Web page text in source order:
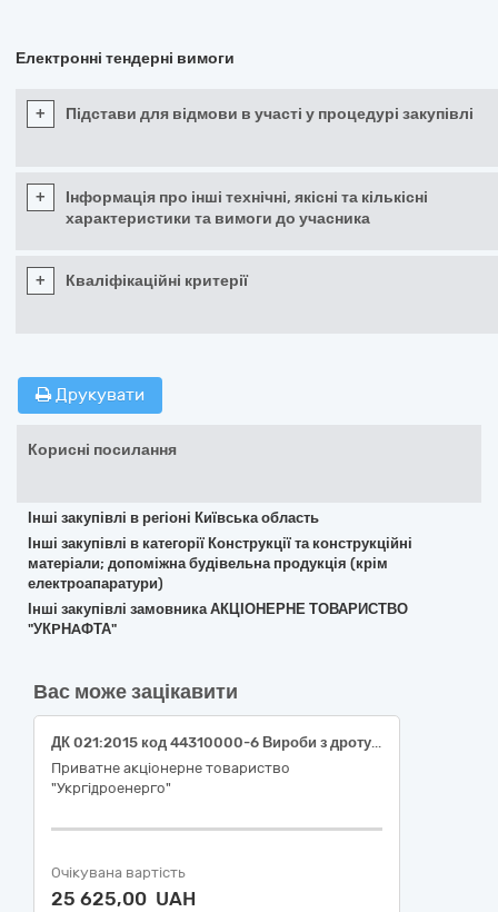
Електронні тендерні вимоги
+ Підстави для відмови в участі у процедурі закупівлі
+
Інформація про інші технічні, якісні та кількісні
характеристики та вимоги до учасника
+ Кваліфікаційні критерії
Друкувати
Корисні посилання
Інші закупівлі в регіоні Київська область
Інші закупівлі в категорії Конструкції та конструкційні
матеріали; допоміжна будівельна продукція (крім
електроапаратури)
Інші закупівлі замовника АКЦІОНЕРНЕ ТОВАРИСТВО
"УКPНAФТА"
Вас може зацікавити
ДК 021:2015 код 44310000-6 Вироби з дроту (Колючий дріт «Єгоза» для філії "Дніпровська ГЕС" ПрАТ "Укргідроенерго")
Приватне акціонерне товариство
"Укргідроенерго"
Очікувана вартість
25 625,00 UAH